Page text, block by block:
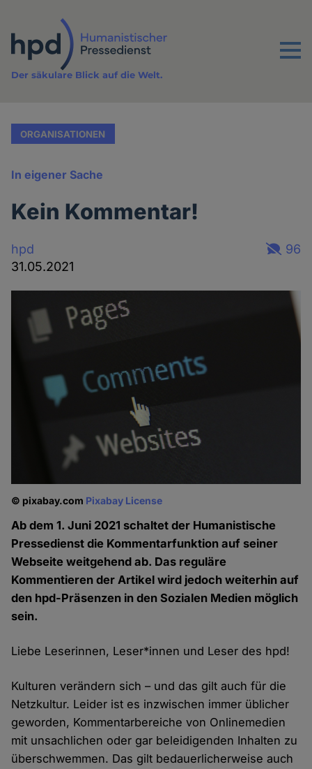
Inhalt
Menu
Der säkulare Blick auf die Welt.
ORGANISATIONEN
In eigener Sache
Kein Kommentar!
hpd
31.05.2021
96
© pixabay.com Pixabay License
Ab dem 1. Juni 2021 schaltet der Humanistische
Pressedienst die Kommentarfunktion auf seiner
Webseite weitgehend ab. Das reguläre
Kommentieren der Artikel wird jedoch weiterhin auf
den hpd-Präsenzen in den Sozialen Medien möglich
sein.
Liebe Leserinnen, Leser*innen und Leser des hpd!
Kulturen verändern sich – und das gilt auch für die
Netzkultur. Leider ist es inzwischen immer üblicher
geworden, Kommentarbereiche von Onlinemedien
mit unsachlichen oder gar beleidigenden Inhalten zu
überschwemmen. Das gilt bedauerlicherweise auch